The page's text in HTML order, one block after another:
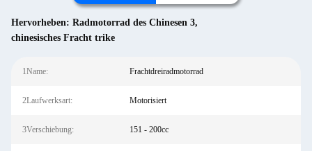
Hervorheben: Radmotorrad des Chinesen 3,
chinesisches Fracht trike
1Name: Frachtdreiradmotorrad
2Laufwerksart: Motorisiert
3Verschiebung: 151 - 200cc